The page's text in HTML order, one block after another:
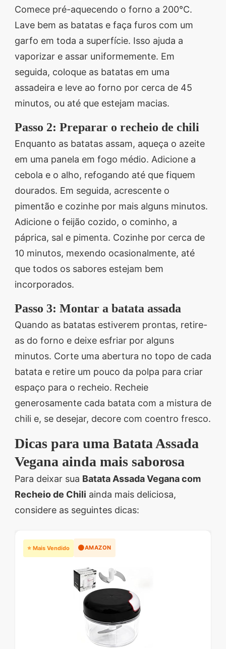
Comece pré-aquecendo o forno a 200°C.
Lave bem as batatas e faça furos com um
garfo em toda a superfície. Isso ajuda a
vaporizar e assar uniformemente. Em
seguida, coloque as batatas em uma
assadeira e leve ao forno por cerca de 45
minutos, ou até que estejam macias.
Passo 2: Preparar o recheio de chili
Enquanto as batatas assam, aqueça o azeite
em uma panela em fogo médio. Adicione a
cebola e o alho, refogando até que fiquem
dourados. Em seguida, acrescente o
pimentão e cozinhe por mais alguns minutos.
Adicione o feijão cozido, o cominho, a
páprica, sal e pimenta. Cozinhe por cerca de
10 minutos, mexendo ocasionalmente, até
que todos os sabores estejam bem
incorporados.
Passo 3: Montar a batata assada
Quando as batatas estiverem prontas, retire-
as do forno e deixe esfriar por alguns
minutos. Corte uma abertura no topo de cada
batata e retire um pouco da polpa para criar
espaço para o recheio. Recheie
generosamente cada batata com a mistura de
chili e, se desejar, decore com coentro fresco.
Dicas para uma Batata Assada
Vegana ainda mais saborosa
Para deixar sua Batata Assada Vegana com
Recheio de Chili ainda mais deliciosa,
considere as seguintes dicas:
⭐ Mais Vendido 🟠AMAZON